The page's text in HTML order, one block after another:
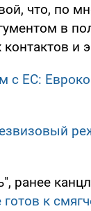
что, по
в
и
с ЕС:
ранее
готов к